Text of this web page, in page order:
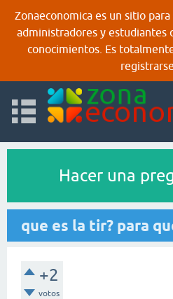
Zonaeconomica es un sitio
administradores y estudiantes
conocimientos. Es
registrarse.
Hacer una
que es la tir? para
+2
votos